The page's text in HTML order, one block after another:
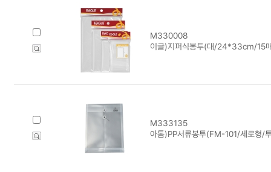
M330008
이글)지퍼식봉투(대/24*33cm/
M333135
아톰)PP서류봉투(FM-101/세로형